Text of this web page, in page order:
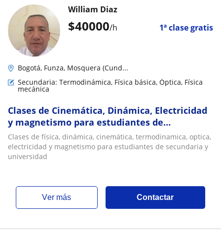
$40000/h 1ª clase gratis
William Diaz
Bogotá, Funza, Mosquera (Cund...
Secundaria: Termodinámica, Física básica, Óptica, Física
mecánica
Clases de Cinemática, Dinámica, Electricidad
y magnetismo para estudiantes de
secundaria y universidad
Clases de física, dinámica, cinemática, termodinamica, optica,
electricidad y magnetismo para estudiantes de secundaria y
universidad
ver más Contactar